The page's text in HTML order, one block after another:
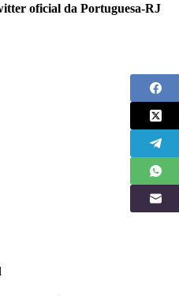
oficial da Portuguesa-RJ